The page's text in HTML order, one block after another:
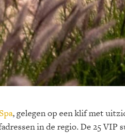
, gelegen op een klif met
in de regio. De 25 VIP